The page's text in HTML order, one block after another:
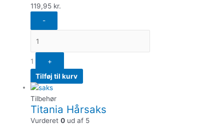
119,95 kr.
-
1
+
Tilføj til kurv
Tilbehør
Titania Hårsaks
Vurderet0 ud af 5